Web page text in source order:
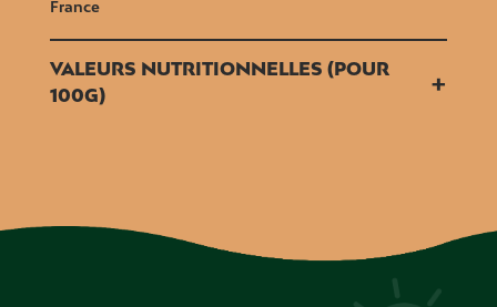
France
VALEURS NUTRITIONNELLES (POUR
100G)
+